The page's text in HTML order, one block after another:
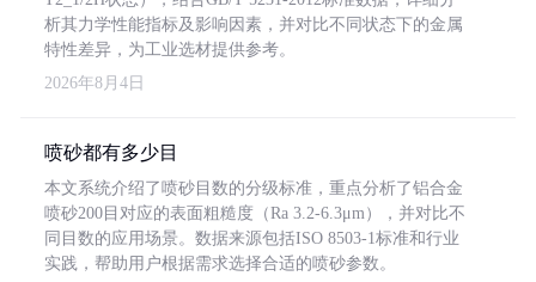
析其力学性能指标及影响因素，并对比不同状态下的金属
特性差异，为工业选材提供参考。
2026年8月4日
喷砂都有多少目
本文系统介绍了喷砂目数的分级标准，重点分析了铝合金
喷砂200目对应的表面粗糙度（Ra 3.2-6.3μm），并对比不
同目数的应用场景。数据来源包括ISO 8503-1标准和行业
实践，帮助用户根据需求选择合适的喷砂参数。